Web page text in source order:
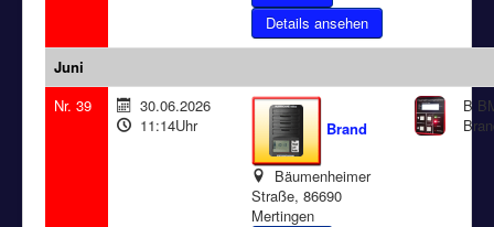
Details ansehen
Juni
Nr. 39
30.06.2026
11:14Uhr
Brand
Bäumenheimer
Straße, 86690
Mertingen
B